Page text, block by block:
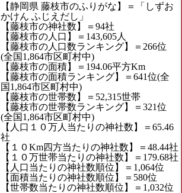
【静岡県 藤枝市のふりがな】＝「しずお
かけん ふじえだし」
【藤枝市の神社数】＝94社
【藤枝市の人口】＝143,605人
【藤枝市の人口数ランキング】＝266位
(全国1,864市区町村中)
【藤枝市の面積】＝194.06平方Km
【藤枝市の面積ランキング】＝641位(全
国1,864市区町村中)
【藤枝市の世帯数】＝52,315世帯
【藤枝市の世帯数ランキング】＝321位
(全国1,864市区町村中)
【人口１０万人当たりの神社数】＝65.46
社
【１０Km四方当たりの神社数】＝48.44社
【１０万世帯当たりの神社数】＝179.68社
【人口当たりの神社数順位】＝1,064位
【面積当たりの神社数順位】＝580位
【世帯数当たりの神社数順位】＝1,032位